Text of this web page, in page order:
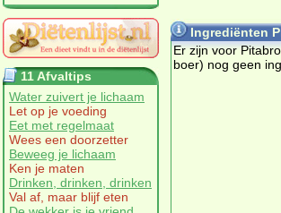
11 Afvaltips
Water zuivert je lichaam
Let op je voeding
Eet met regelmaat
Wees een doorzetter
Beweeg je lichaam
Ken je maten
Drinken, drinken, drinken
Val af, maar blijf eten
Ingrediënten
Er zijn voor
boer) nog geen